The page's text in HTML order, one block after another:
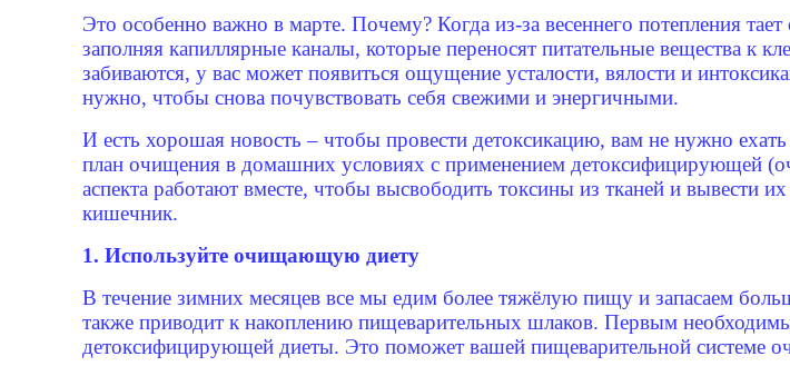
Это особенно важно в марте. Почему? Когда из-за весеннего потепления
заполняя капиллярные каналы, которые переносят питательные вещества к
забиваются, у вас может появиться ощущение усталости, вялости и
нужно, чтобы снова почувствовать себя свежими и энергичными.
И есть хорошая новость – чтобы провести детоксикацию, вам не нужно
план очищения в домашних условиях с применением детоксифицирующей
аспекта работают вместе, чтобы высвободить токсины из тканей и вывести
кишечник.
1. Используйте очищающую диету
В течение зимних месяцев все мы едим более тяжёлую пищу и запасаем
также приводит к накоплению пищеварительных шлаков. Первым
детоксифицирующей диеты. Это поможет вашей пищеварительной системе